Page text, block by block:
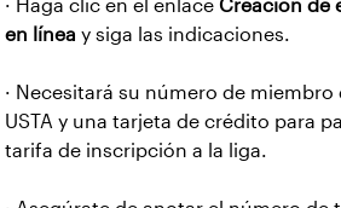
· Haga clic en el enlace Creación de
en línea y siga las indicaciones.
· Necesitará su número de miembro
USTA y una tarjeta de crédito para
tarifa de inscripción a la liga.